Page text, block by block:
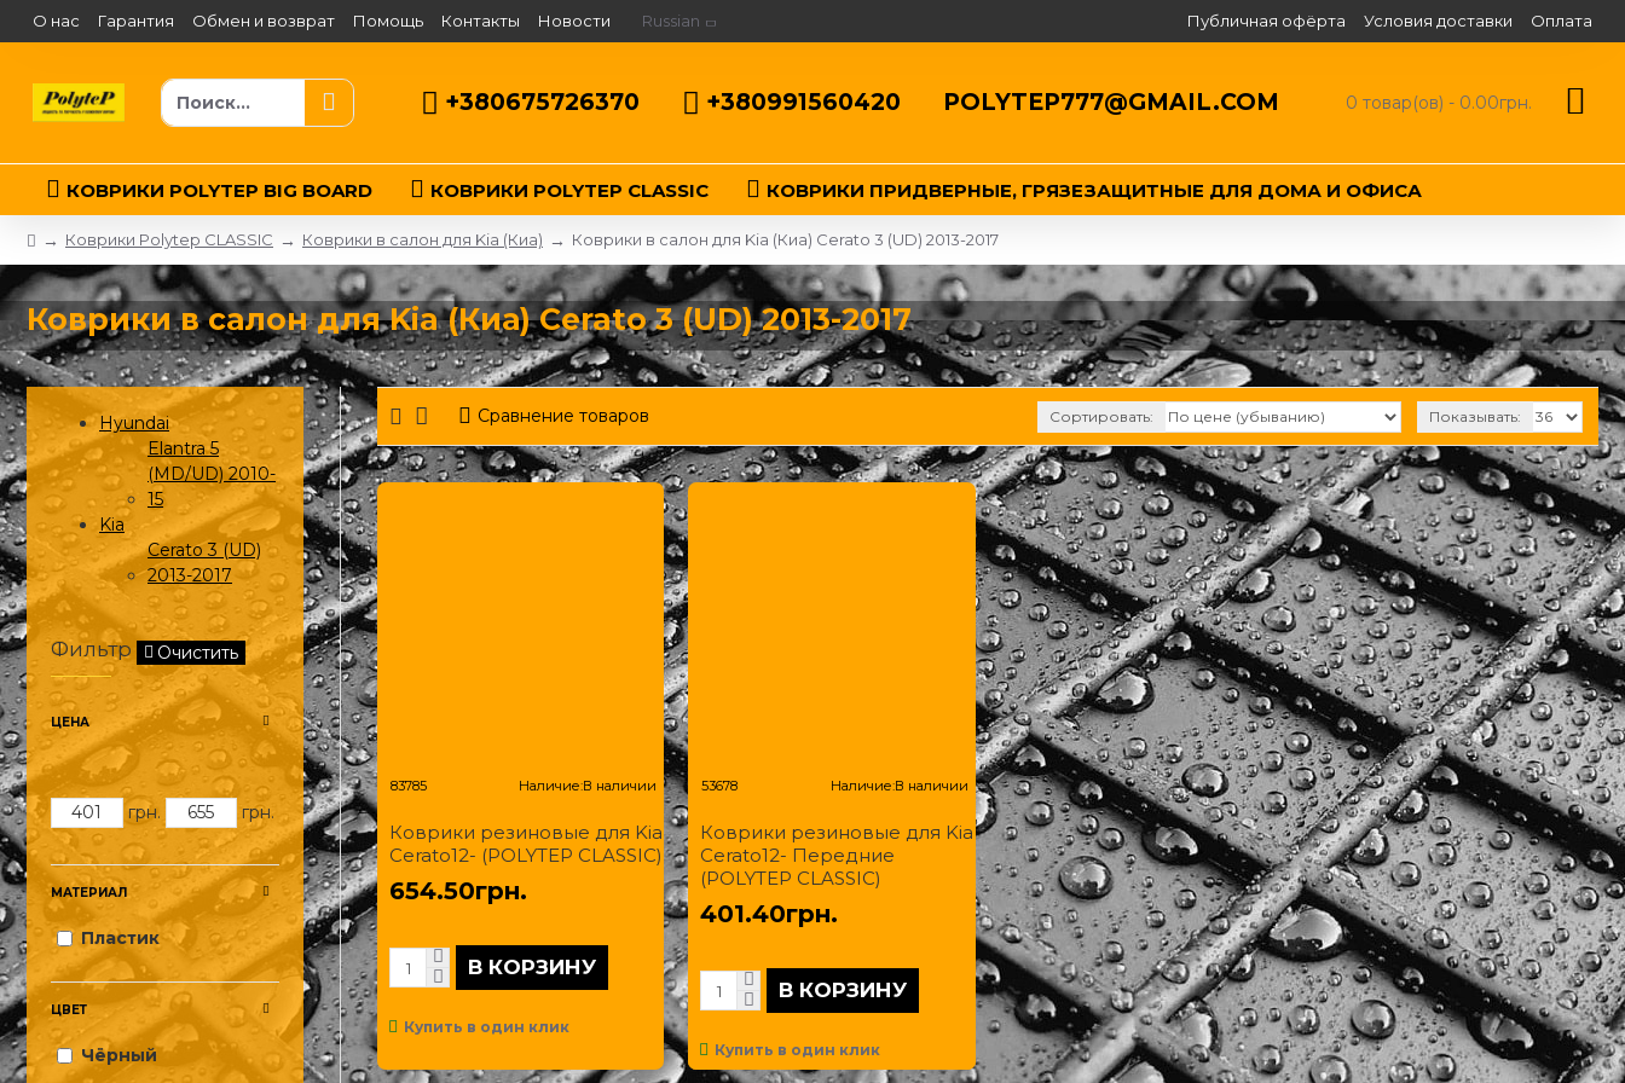
О нас Гарантия Обмен и возврат Помощь Контакты Новости Russian Публичная офёрта Условия доставки Оплата
+380675726370 +380991560420 POLYTEP777@GMAIL.COM 0 товар(ов) - 0.00грн.
КОВРИКИ POLYTEP BIG BOARD КОВРИКИ POLYTEP CLASSIC КОВРИКИ ПРИДВЕРНЫЕ, ГРЯЗЕЗАЩИТНЫЕ ДЛЯ ДОМА И ОФИСА
Коврики Polytep CLASSIC Коврики в салон для Kia (Киа) Коврики в салон для Kia (Киа) Cerato 3 (UD) 2013-2017
Коврики в салон для Kia (Киа) Cerato 3 (UD) 2013-2017
Hyundai
Elantra 5
(MD/UD) 2010-
15
Kia
Cerato 3 (UD)
2013-2017
Фильтр Очистить
ЦЕНА
грн. грн.
МАТЕРИАЛ
Пластик
ЦВЕТ
Чёрный
Сравнение товаров Сортировать: Показывать:
83785 Наличие:В наличии
Коврики резиновые для Kia
Cerato12- (POLYTEP CLASSIC)
654.50грн.
В КОРЗИНУ
Купить в один клик
53678 Наличие:В наличии
Коврики резиновые для Kia
Cerato12- Передние
(POLYTEP CLASSIC)
401.40грн.
В КОРЗИНУ
Купить в один клик